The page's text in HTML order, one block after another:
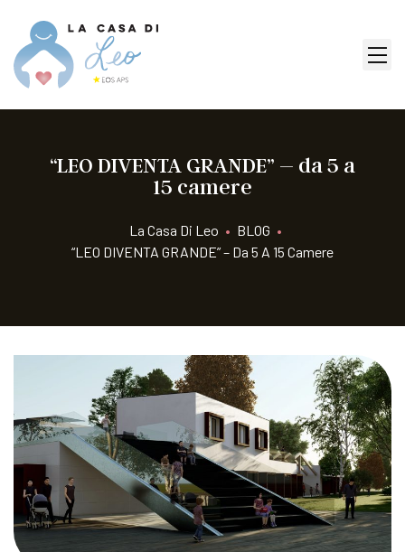
“LEO DIVENTA GRANDE” – da 5 a
15 camere
La Casa Di Leo • BLOG •
“LEO DIVENTA GRANDE” – Da 5 A 15 Camere